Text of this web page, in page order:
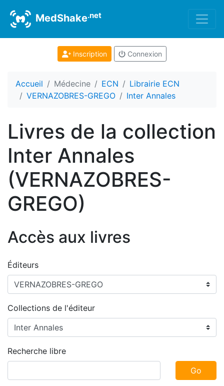
MedShake.net
Inscription Connexion
Accueil Médecine ECN
Librairie ECN
VERNAZOBRES-GREGO
Inter Annales
Livres de la collection
Inter Annales
(VERNAZOBRES-
GREGO)
Accès aux livres
Éditeurs
Collections de l'éditeur
Recherche libre
Go